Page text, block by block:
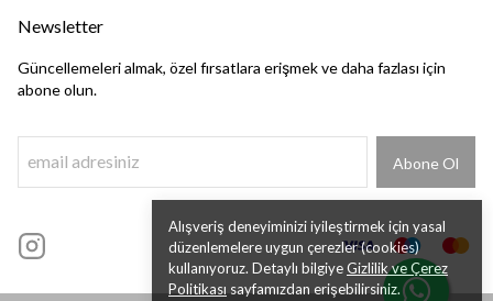
Alışveriş deneyiminizi iyileştirmek için yasal
düzenlemelere uygun çerezler (cookies)
kullanıyoruz. Detaylı bilgiyeGizlilik ve Çerez
Politikası sayfamızdan erişebilirsiniz.
Newsletter
Güncellemeleri almak, özel fırsatlara erişmek ve daha fazlası için
abone olun.
Abone Ol